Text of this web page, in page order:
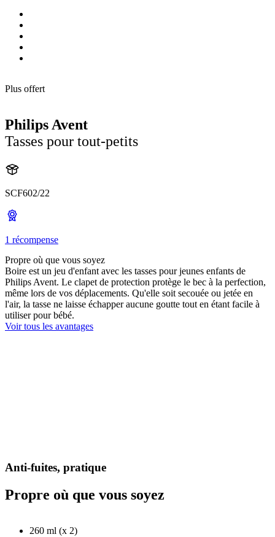
Plus offert
Philips Avent
Tasses pour tout-petits
SCF602/22
1 récompense
Propre où que vous soyez
Boire est un jeu d'enfant avec les tasses pour jeunes enfants de
Philips Avent. Le clapet de protection protège le bec à la perfection,
même lors de vos déplacements. Qu'elle soit secouée ou jetée en
l'air, la tasse ne laisse échapper aucune goutte tout en étant facile à
utiliser pour bébé.
Voir tous les avantages
Anti-fuites, pratique
Propre où que vous soyez
260 ml (x 2)